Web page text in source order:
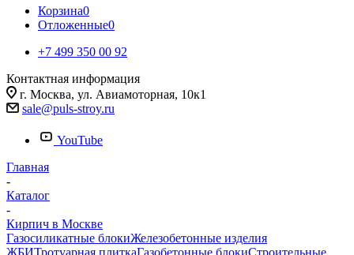
Корзина0
Отложенные0
+7 499 350 00 92
Контактная информация
г. Москва, ул. Авиамоторная, 10к1
sale@puls-stroy.ru
YouTube
Главная
-
Каталог
-
Кирпич в Москве
Газосиликатные блокиЖелезобетонные изделия
ЖБИТротуарная плиткаГазобетонные блокиСтроительные